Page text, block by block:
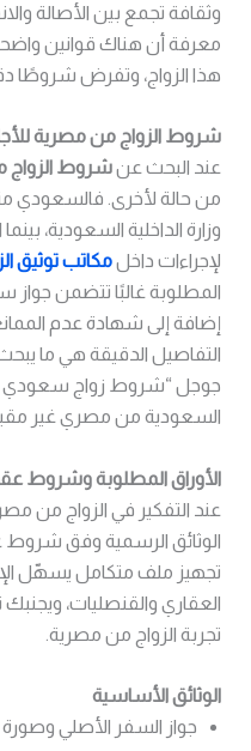
وثقافة تجمع بين الأصالة
معرفة أن هناك قوانين
هذا الزواج، وتفرض شروطًا
شروط الزواج من مصرية
عند البحث عنشروط الزواج
من حالة لأخرى. فالسعودي
وزارة الداخلية السعودية،
لإجراءات داخلمكاتب توثيق
المطلوبة غالبًا تتضمن جواز
إضافة إلى شهادة عدم
التفاصيل الدقيقة هي ما
جوجل “شروط زواج سعودي
السعودية من مصري غير
الأوراق المطلوبة وشروط
عند التفكير في الزواج من
الوثائق الرسمية وفق شروط
تجهيز ملف متكامل يسهّل
العقاري والقنصليات،
تجربة الزواج من مصرية.
الوثائق الأساسية
جواز السفر الأصلي